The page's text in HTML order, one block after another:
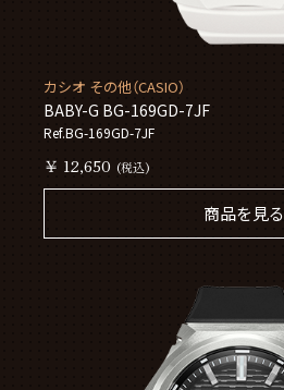
カシオ その他（CASIO）
BABY-G BG-169GD-7JF
Ref.BG-169GD-7JF
￥ 12,650 (税込)
商品を見る